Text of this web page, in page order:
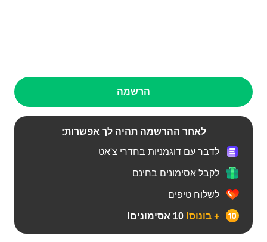
הרשמה
לאחר ההרשמה תהיה לך אפשרות:
לדבר עם דוגמניות בחדרי צ'אט
לקבל אסימונים בחינם
לשלוח טיפים
+ בונוס!